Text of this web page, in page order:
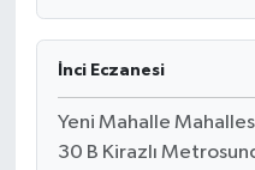
İnci Eczanesi
Yeni Mahalle
30 B Kirazlı